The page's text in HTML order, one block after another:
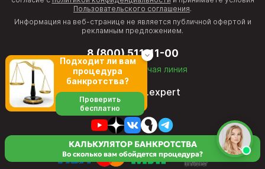
Пользовательского соглашения.
Информация на веб-странице не является публичной офертой и
рекламным предложением.
8 (800) 511-11-00
бесплатная горячая линия
director@fcb.expert
КАЛЬКУЛЯТОР БАНКРОТСТВА
Во сколько вам обойдется процедура?
Подходит ли вам
процедура
банкротства?
Проверить
бесплатно